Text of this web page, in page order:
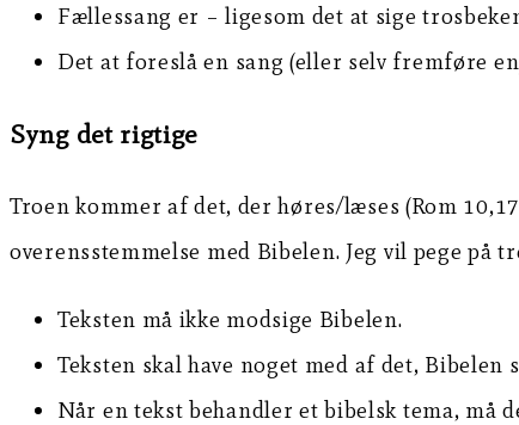
Fællessang er – ligesom det at sige
Det at foreslå en sang (eller selv fremføre
Syng det rigtige
Troen kommer af det, der høres/læses (Rom
overensstemmelse med Bibelen. Jeg vil pege på
Teksten må ikke modsige Bibelen.
Teksten skal have noget med af det,
Når en tekst behandler et bibelsk tema, må